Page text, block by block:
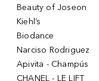
Beauty of Joseon
Kiehl’s
Biodance
Narciso Rodriguez
Apivita - Champús
CHANEL - LE LIFT